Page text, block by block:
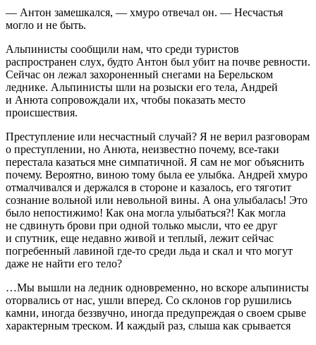
— Антон замешкался, — хмуро отвечал он. — Несчастья
могло и не быть.
Альпинисты сообщили нам, что среди туристов
распространен слух, будто Антон был убит на почве ревности.
Сейчас он лежал захороненный снегами на Берельском
леднике. Альпинисты шли на розыски его тела, Андрей
и Анюта сопровождали их, чтобы показать место
происшествия.
Преступление или несчастный случай? Я не верил разговорам
о преступлении, но Анюта, неизвестно почему, все-таки
перестала казаться мне симпатичной. Я сам не мог объяснить
почему. Вероятно, виною тому была ее улыбка. Андрей хмуро
отмалчивался и держался в стороне и казалось, его тяготит
сознание вольной или невольной вины. А она улыбалась! Это
было непостижимо! Как она могла улыбаться?! Как могла
не сдвинуть брови при одной только мысли, что ее друг
и спутник, еще недавно живой и теплый, лежит сейчас
погребенный лавиной где-то среди льда и скал и что могут
даже не найти его тело?
…Мы вышли на ледник одновременно, но вскоре альпинисты
оторвались от нас, ушли вперед. Со склонов гор рушились
камни, иногда беззвучно, иногда предупреждая о своем срыве
характерным треском. И каждый раз, слыша как срывается